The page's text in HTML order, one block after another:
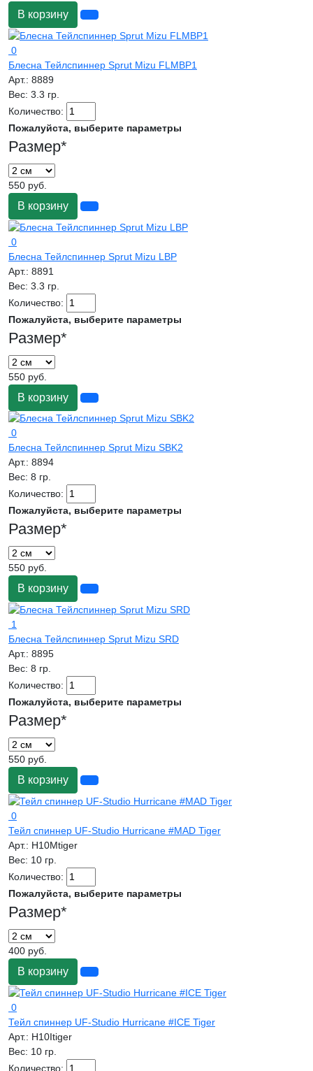
В корзину
0
Блесна Тейлспиннер Sprut Mizu FLMBP1
Арт.: 8889
Вес: 3.3 гр.
Количество:
Пожалуйста, выберите параметры
Размер*
550 руб.
В корзину
0
Блесна Тейлспиннер Sprut Mizu LBP
Арт.: 8891
Вес: 3.3 гр.
Количество:
Пожалуйста, выберите параметры
Размер*
550 руб.
В корзину
0
Блесна Тейлспиннер Sprut Mizu SBK2
Арт.: 8894
Вес: 8 гр.
Количество:
Пожалуйста, выберите параметры
Размер*
550 руб.
В корзину
1
Блесна Тейлспиннер Sprut Mizu SRD
Арт.: 8895
Вес: 8 гр.
Количество:
Пожалуйста, выберите параметры
Размер*
550 руб.
В корзину
0
Тейл спиннер UF-Studio Hurricane #MAD Tiger
Арт.: H10Mtiger
Вес: 10 гр.
Количество:
Пожалуйста, выберите параметры
Размер*
400 руб.
В корзину
0
Тейл спиннер UF-Studio Hurricane #ICE Tiger
Арт.: H10Itiger
Вес: 10 гр.
Количество: